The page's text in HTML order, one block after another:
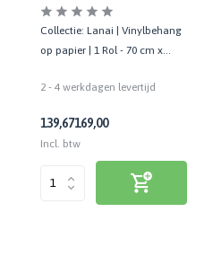
Collectie: Lanai | Vinylbehang
op papier | 1 Rol - 70 cm x
2 - 4 werkdagen levertijd
139,67169,00
Incl. btw